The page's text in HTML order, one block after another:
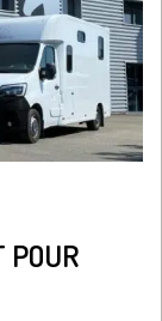
POUR